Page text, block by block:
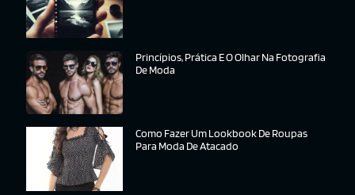
Princípios, Prática E O Olhar Na Fotografia
De Moda
Como Fazer Um Lookbook De Roupas
Para Moda De Atacado